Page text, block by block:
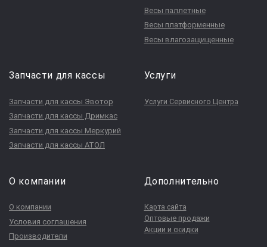
Весы паллетные
Весы платформенные
Весы влагозащищенные
Запчасти для кассы
Запчасти для кассы Эвотор
Запчасти для кассы Дримкас
Запчасти для кассы Меркурий
Запчасти для кассы АТОЛ
Услуги
Услуги Сервисного Центра
О компании
О компании
Условия соглашения
Производители
Дополнительно
Карта сайта
Оптовые продажи
Акции и скидки